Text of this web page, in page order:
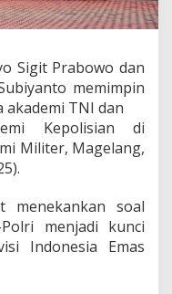
Sigit Prabowo dan
memimpin
TNI dan
Kepolisian di
Militer, Magelang,
menekankan soal
menjadi kunci
Indonesia Emas